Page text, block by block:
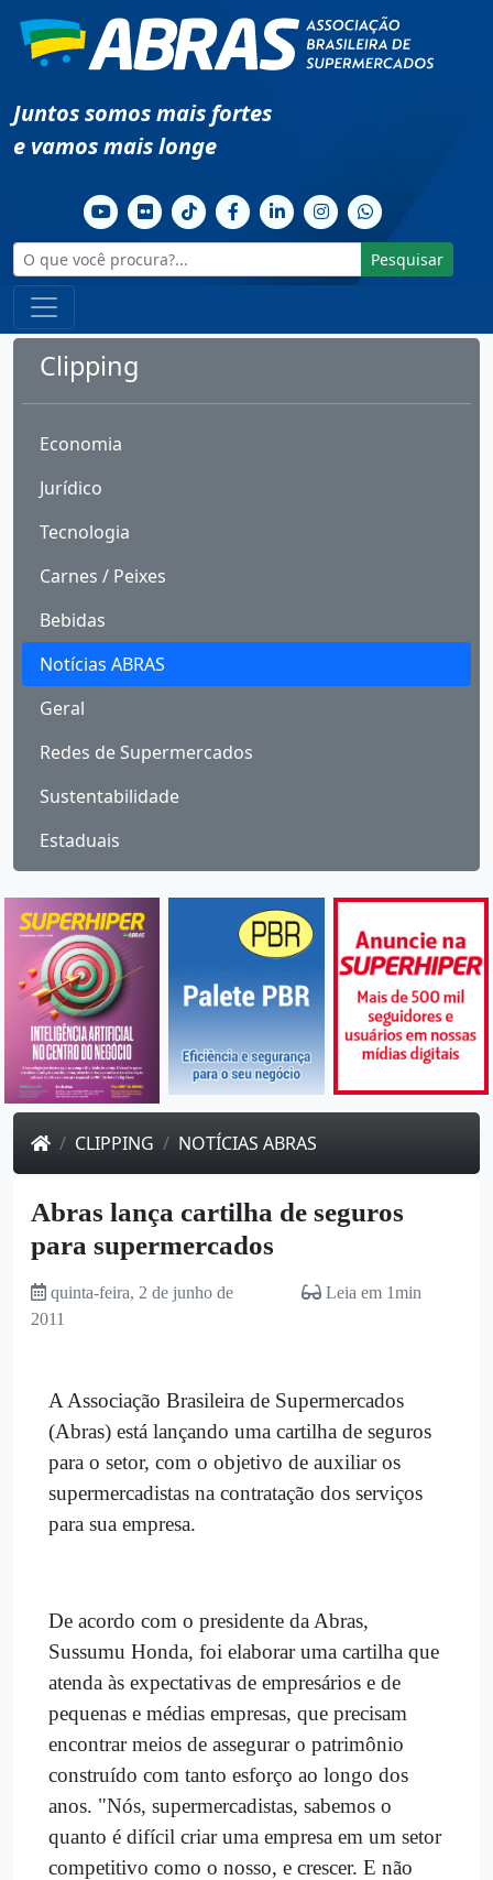
Juntos somos mais fortes
e vamos mais longe
Pesquisar
Clipping
Economia
Jurídico
Tecnologia
Carnes / Peixes
Bebidas
Notícias ABRAS
Geral
Redes de Supermercados
Sustentabilidade
Estaduais
CLIPPING NOTÍCIAS ABRAS
Abras lança cartilha de seguros
para supermercados
quinta-feira, 2 de junho de
2011
Leia em 1min
A Associação Brasileira de Supermercados
(Abras) está lançando uma cartilha de seguros
para o setor, com o objetivo de auxiliar os
supermercadistas na contratação dos serviços
para sua empresa.
De acordo com o presidente da Abras,
Sussumu Honda, foi elaborar uma cartilha que
atenda às expectativas de empresários e de
pequenas e médias empresas, que precisam
encontrar meios de assegurar o patrimônio
construído com tanto esforço ao longo dos
anos. "Nós, supermercadistas, sabemos o
quanto é difícil criar uma empresa em um setor
competitivo como o nosso, e crescer. E não